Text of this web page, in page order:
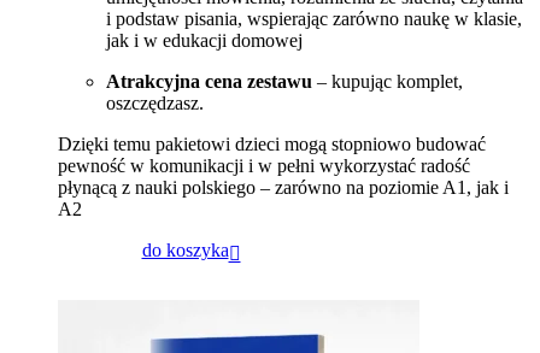
i podstaw pisania, wspierając zarówno naukę w klasie,
jak i w edukacji domowej
Atrakcyjna cena zestawu – kupując komplet,
oszczędzasz.
Dzięki temu pakietowi dzieci mogą stopniowo budować
pewność w komunikacji i w pełni wykorzystać radość
płynącą z nauki polskiego – zarówno na poziomie A1, jak i
A2
do koszyka